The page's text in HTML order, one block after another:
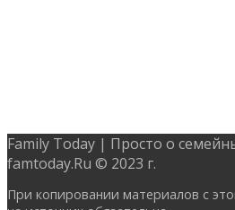
Family Today | Просто о
famtoday.Ru © 2023 г.
При копировании материалов с